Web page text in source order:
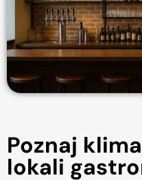
Poznaj
lokali